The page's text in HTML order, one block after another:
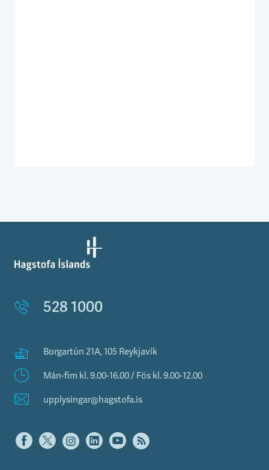
528 1000
Borgartún 21A, 105 Reykjavík
Mán-fim kl. 9.00-16.00 / Fös kl. 9.00-12.00
upplysingar@hagstofa.is